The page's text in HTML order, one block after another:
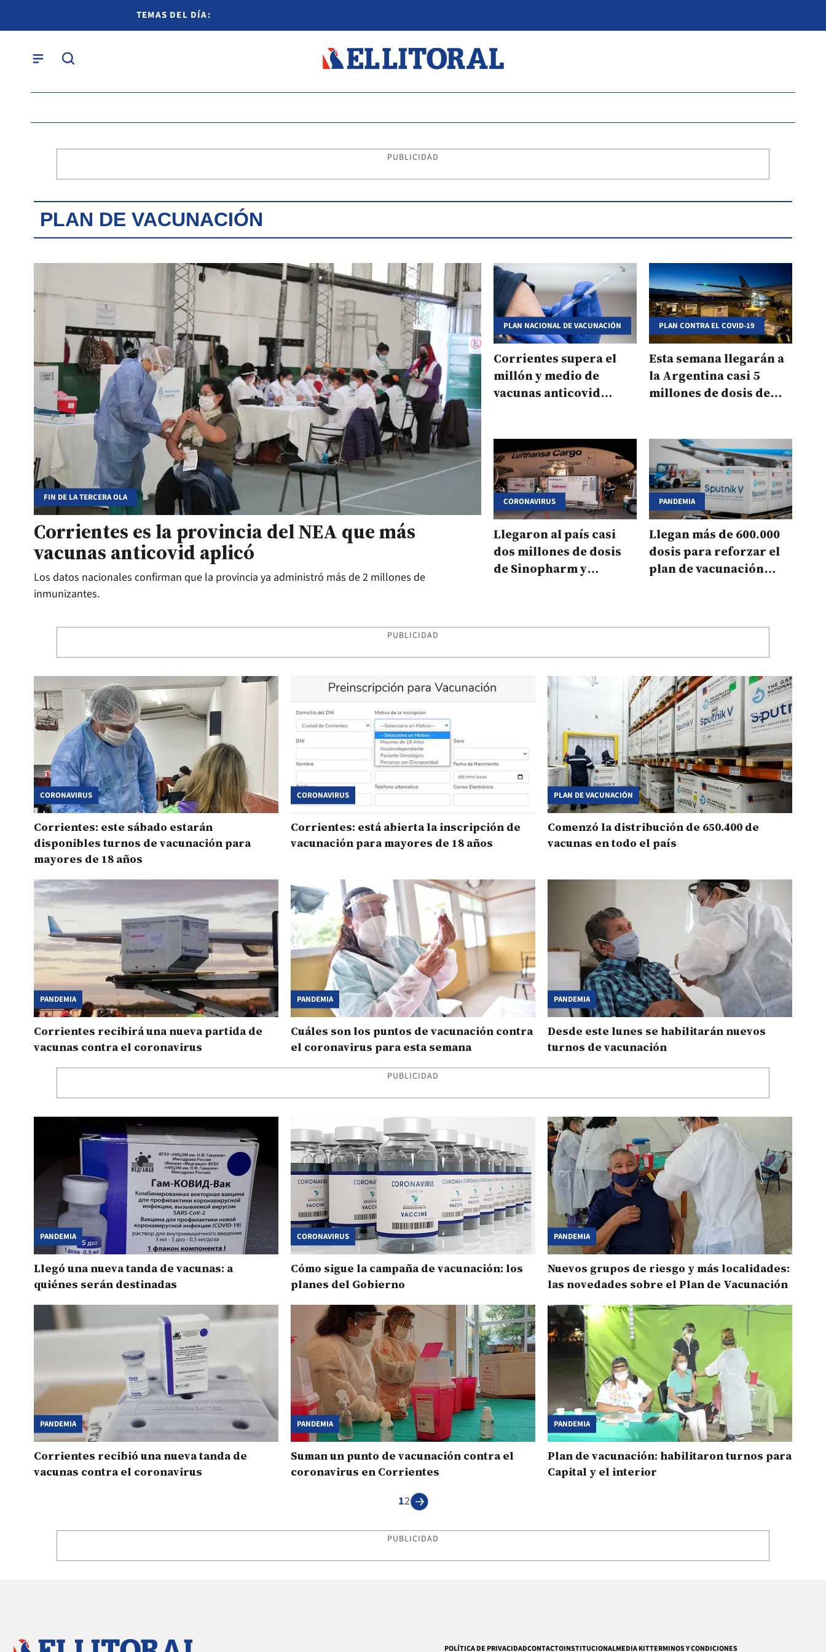
TEMAS DEL DÍA:
PUBLICIDAD
PLAN DE VACUNACIÓN
FIN DE LA TERCERA OLA
Corrientes es la provincia del NEA que más
vacunas anticovid aplicó
Los datos nacionales confirman que la provincia ya administró más de 2 millones de
inmunizantes.
PLAN NACIONAL DE VACUNACIÓN
Corrientes supera el
millón y medio de
vacunas anticovid
PLAN CONTRA EL COVID-19
Esta semana llegarán a
la Argentina casi 5
millones de dosis de
CORONAVIRUS
Llegaron al país casi
dos millones de dosis
de Sinopharm y
PANDEMIA
Llegan más de 600.000
dosis para reforzar el
plan de vacunación
PUBLICIDAD
CORONAVIRUS
Corrientes: este sábado estarán
disponibles turnos de vacunación para
mayores de 18 años
CORONAVIRUS
Corrientes: está abierta la inscripción de
vacunación para mayores de 18 años
PLAN DE VACUNACIÓN
Comenzó la distribución de 650.400 de
vacunas en todo el país
PANDEMIA
Corrientes recibirá una nueva partida de
vacunas contra el coronavirus
PANDEMIA
Cuáles son los puntos de vacunación contra
el coronavirus para esta semana
PANDEMIA
Desde este lunes se habilitarán nuevos
turnos de vacunación
PUBLICIDAD
PANDEMIA
Llegó una nueva tanda de vacunas: a
quiénes serán destinadas
CORONAVIRUS
Cómo sigue la campaña de vacunación: los
planes del Gobierno
PANDEMIA
Nuevos grupos de riesgo y más localidades:
las novedades sobre el Plan de Vacunación
PANDEMIA
Corrientes recibió una nueva tanda de
vacunas contra el coronavirus
PANDEMIA
Suman un punto de vacunación contra el
coronavirus en Corrientes
PANDEMIA
Plan de vacunación: habilitaron turnos para
Capital y el interior
12
PUBLICIDAD
POLÍTICA DE PRIVACIDADCONTACTOINSTITUCIONALMEDIA KITTERMINOS Y CONDICIONES